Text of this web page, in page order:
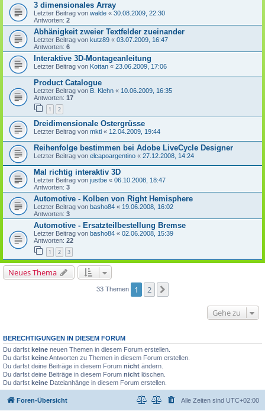
3 dimensionales Array
Letzter Beitrag von walde « 30.08.2009, 22:30
Antworten: 2
Abhänigkeit zweier Textfelder zueinander
Letzter Beitrag von kutz89 « 03.07.2009, 16:47
Antworten: 6
Interaktive 3D-Montageanleitung
Letzter Beitrag von Kottan « 23.06.2009, 17:06
Product Catalogue
Letzter Beitrag von B. Klehn « 10.06.2009, 16:35
Antworten: 17
1 2
Dreidimensionale Ostergrüsse
Letzter Beitrag von mkti « 12.04.2009, 19:44
Reihenfolge bestimmen bei Adobe LiveCycle Designer
Letzter Beitrag von elcapoargentino « 27.12.2008, 14:24
Mal richtig interaktiv 3D
Letzter Beitrag von justbe « 06.10.2008, 18:47
Antworten: 3
Automotive - Kolben von Right Hemisphere
Letzter Beitrag von basho84 « 19.06.2008, 16:02
Antworten: 3
Automotive - Ersatzteilbestellung Bremse
Letzter Beitrag von basho84 « 02.06.2008, 15:39
Antworten: 22
1 2 3
Neues Thema
33 Themen 1 2
Gehe zu
BERECHTIGUNGEN IN DIESEM FORUM
Du darfst keine neuen Themen in diesem Forum erstellen.
Du darfst keineAntworten zu Themen in diesem Forum erstellen.
Du darfst deine Beiträge in diesem Forum nicht ändern.
Du darfst deine Beiträge in diesem Forum nicht löschen.
Du darfst keine Dateianhänge in diesem Forum erstellen.
Foren-Übersicht Alle Zeiten sind UTC+02:00